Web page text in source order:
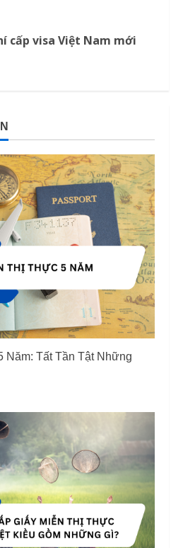
cấp visa Việt Nam mới
Năm: Tất Tần Tật Những